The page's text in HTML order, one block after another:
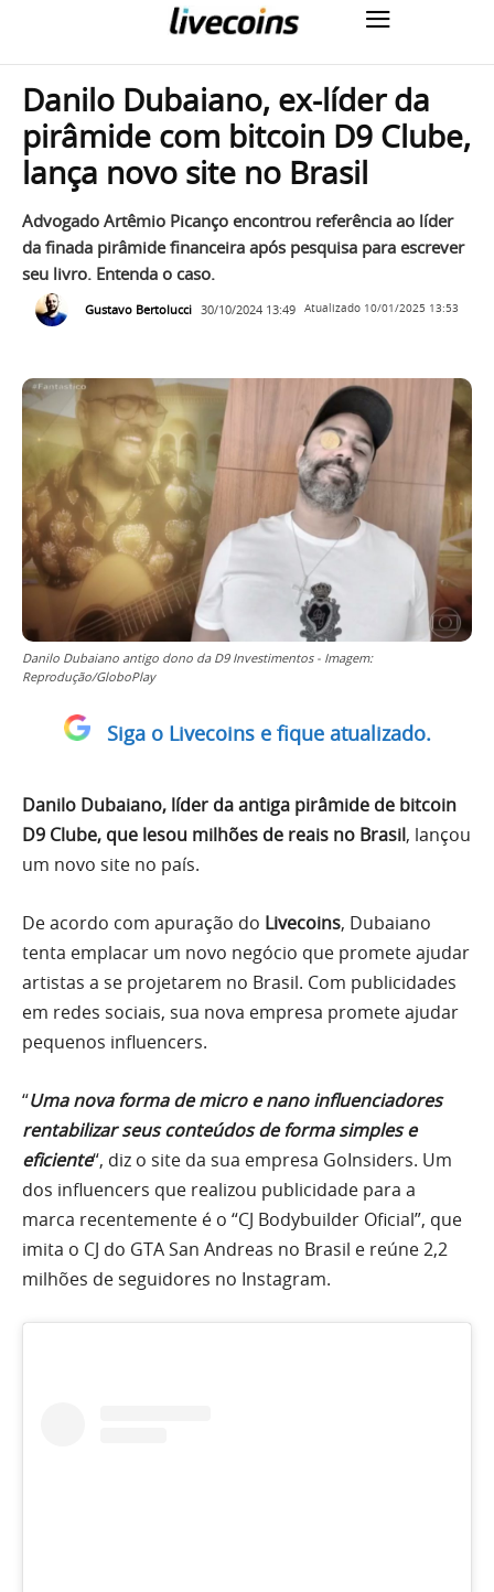
Danilo Dubaiano, ex-líder da
pirâmide com bitcoin D9 Clube,
lança novo site no Brasil
Advogado Artêmio Picanço encontrou referência ao líder
da finada pirâmide financeira após pesquisa para escrever
seu livro. Entenda o caso.
Gustavo Bertolucci 30/10/2024 13:49 Atualizado 10/01/2025 13:53
Danilo Dubaiano antigo dono da D9 Investimentos - Imagem:
Reprodução/GloboPlay
Siga o Livecoins e fique atualizado.
Danilo Dubaiano, líder da antiga pirâmide de bitcoin
D9 Clube, que lesou milhões de reais no Brasil, lançou
um novo site no país.
De acordo com apuração do Livecoins, Dubaiano
tenta emplacar um novo negócio que promete ajudar
artistas a se projetarem no Brasil. Com publicidades
em redes sociais, sua nova empresa promete ajudar
pequenos influencers.
“Uma nova forma de micro e nano influenciadores
rentabilizar seus conteúdos de forma simples e
eficiente“, diz o site da sua empresa GoInsiders. Um
dos influencers que realizou publicidade para a
marca recentemente é o “CJ Bodybuilder Oficial”, que
imita o CJ do GTA San Andreas no Brasil e reúne 2,2
milhões de seguidores no Instagram.